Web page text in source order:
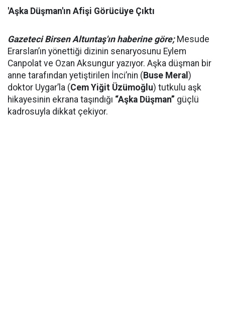
'Aşka Düşman'ın Afişi Görücüye Çıktı
Gazeteci Birsen Altuntaş'ın haberine göre;Mesude
Erarslan’ın yönettiği dizinin senaryosunu Eylem
Canpolat ve Ozan Aksungur yazıyor. Aşka düşman bir
anne tarafından yetiştirilen İnci’nin ( Buse Meral )
doktor Uygar’la (Cem Yiğit Üzümoğlu) tutkulu aşk
hikayesinin ekrana taşındığı “Aşka Düşman” güçlü
kadrosuyla dikkat çekiyor.